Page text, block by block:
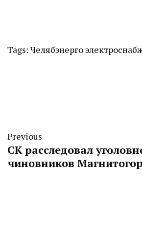
Tags: Челябэнерго
Previous
СК расследовал
чиновников